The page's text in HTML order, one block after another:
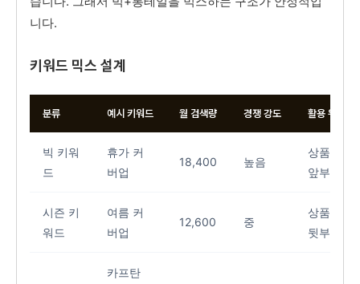
니다.
키워드 믹스 설계
분류 예시 키워드 월 검색량 경쟁 강도 활용 위치
빅 키워
드
휴가 커
버업
18,400 높음
상품명
앞부분
시즌 키
워드
여름 커
버업
12,600 중
상품명
뒷부분
카프탄